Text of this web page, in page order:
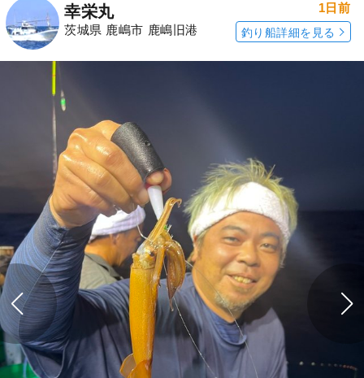
幸栄丸
茨城県 鹿嶋市 鹿嶋旧港
1日前
釣り船詳細を見る